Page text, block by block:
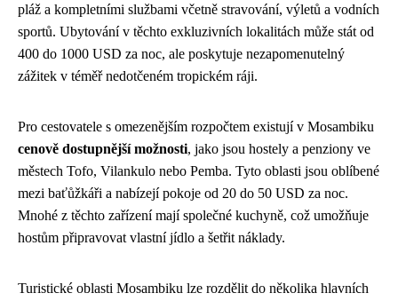
pláž a kompletními službami včetně stravování, výletů a vodních
sportů. Ubytování v těchto exkluzivních lokalitách může stát od
400 do 1000 USD za noc, ale poskytuje nezapomenutelný
zážitek v téměř nedotčeném tropickém ráji.
Pro cestovatele s omezenějším rozpočtem existují v Mosambiku
cenově dostupnější možnosti, jako jsou hostely a penziony ve
městech Tofo, Vilankulo nebo Pemba. Tyto oblasti jsou oblíbené
mezi baťůžkáři a nabízejí pokoje od 20 do 50 USD za noc.
Mnohé z těchto zařízení mají společné kuchyně, což umožňuje
hostům připravovat vlastní jídlo a šetřit náklady.
Turistické oblasti Mosambiku lze rozdělit do několika hlavních